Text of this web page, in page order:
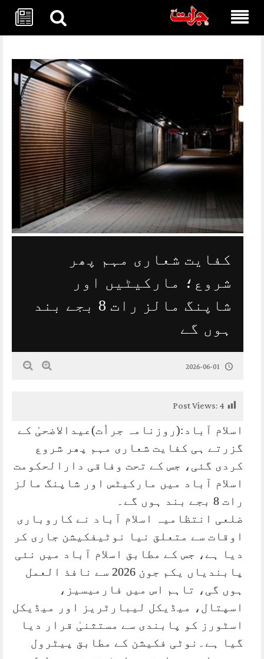
کفایت شعاری مہم پھر
شروع؛ مارکیٹیں اور
شاپنگ مالز رات 8 بجے بند
ہوں گے
2026-06-01
Post Views:4
اسلام آباد:(روزنامہ جرأت)عیدالاضحیٰ کے
گزرتے ہی کفایت شعاری مہم پھر شروع
کردی گئی، جس کے تحت وفاقی دارالحکومت
اسلام آباد میں مارکیٹس اور شاپنگ مالز
رات 8 بجے بند ہوں گے۔
ضلعی انتظامیہ اسلام آباد نے کاروباری
اوقات سے متعلق نیا نوٹیفکیشن جاری کر
دیا ہے، جس کے مطابق اسلام آباد میں نئی
پابندیاں یکم جون 2026 سے نافذ العمل
ہوں گی، تاہم اس میں فارمیسیز،
اسپتال، میڈیکل لیبارٹریز اور میڈیکل
اسٹورز کو پابندی سے مستثنیٰ قرار دیا
گیا ہے۔نوٹی فکیشن کے مطابق پیٹرول